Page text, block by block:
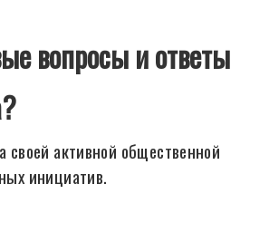
вопросы и ответы
активной общественной
инициатив.